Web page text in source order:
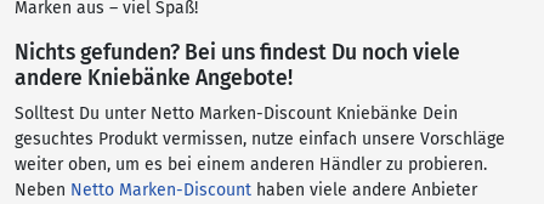
Marken aus – viel Spaß!
Nichts gefunden? Bei uns findest Du noch viele
andere Kniebänke Angebote!
Solltest Du unter Netto Marken-Discount Kniebänke Dein
gesuchtes Produkt vermissen, nutze einfach unsere Vorschläge
weiter oben, um es bei einem anderen Händler zu probieren.
Neben Netto Marken-Discount haben viele andere Anbieter